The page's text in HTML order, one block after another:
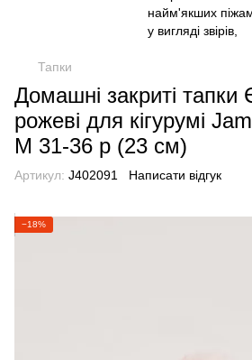
Тапки
Домашні закриті тапки
рожеві для кігурумі
M 31-36 р (23 см)
Артикул: J402091 Написати відгук
−18%